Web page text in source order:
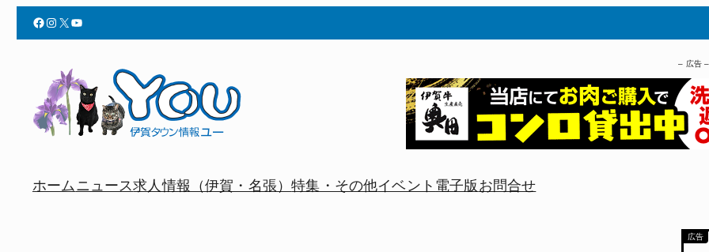
Facebook Instagram X YouTube
– 広告 –
ホームニュース求人情報（伊賀・名張）特集・その他イベント 電子版 お問合せ